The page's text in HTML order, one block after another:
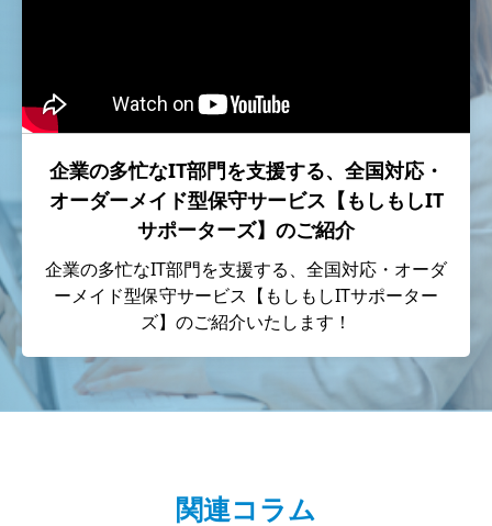
企業の多忙なIT部門を支援する、全国対応・
オーダーメイド型保守サービス【もしもしIT
サポーターズ】のご紹介
企業の多忙なIT部門を支援する、全国対応・オーダ
ーメイド型保守サービス【もしもしITサポーター
ズ】のご紹介いたします！
関連コラム